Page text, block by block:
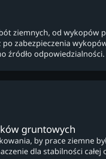
ziemnych, od wykopów
zabezpieczenia
źródło odpowiedzialności.
gruntowych
by prace ziemne
dla stabilności całej